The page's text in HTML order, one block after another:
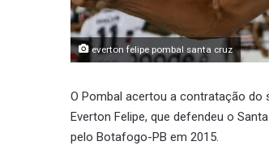
everton felipe pombal santa cruz
O Pombal acertou a contratação do
Everton Felipe, que defendeu o
pelo Botafogo-PB em 2015.